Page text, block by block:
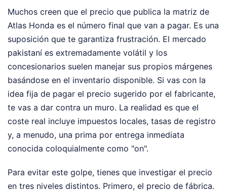
Muchos creen que el precio que publica la matriz de
Atlas Honda es el número final que van a pagar. Es una
suposición que te garantiza frustración. El mercado
pakistaní es extremadamente volátil y los
concesionarios suelen manejar sus propios márgenes
basándose en el inventario disponible. Si vas con la
idea fija de pagar el precio sugerido por el fabricante,
te vas a dar contra un muro. La realidad es que el
coste real incluye impuestos locales, tasas de registro
y, a menudo, una prima por entrega inmediata
conocida coloquialmente como "on".
Para evitar este golpe, tienes que investigar el precio
en tres niveles distintos. Primero, el precio de fábrica.